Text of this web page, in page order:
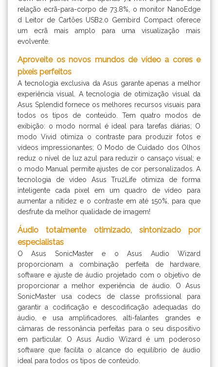
relação ecrã-para-corpo de 73.8%, o monitor NanoEdge
d Leitor de Cartões USB2.0 Gembird Compact oferece
um ecrã mais amplo para uma visualização mais
evolvente.
Aproveite os novos mundos de vídeo a cores e
pixeis perfeitos
A tecnologia exclusiva da Asus garante apenas a melhor
experiência visual. A tecnologia de otimização visual da
Asus Splendid fornece os melhores recursos visuais para
todos os tipos de conteúdo. Tem quatro modos de
exibição: o modo normal é ideal para tarefas diárias; O
modo Vivid otimiza o contraste para produzir fotos e
vídeos impressionantes; O Modo de Cuidado dos Olhos
reduz o nível de luz azul para reduzir o cansaço visual; e
o modo Manual permite ajustes de cor personalizados. A
tecnologia de vídeo Asus Tru2Life otimiza de forma
inteligente cada pixel em um quadro de vídeo para
aumentar a nitidez e o contraste em até 150%, para que
desfrute da melhor qualidade de imagem!
Áudio totalmente otimizado, sintonizado por
especialistas
O Asus SonicMaster e o Asus Audio Wizard
proporcionam a combinação perfeita de hardware,
software e ajuste de áudio projetado com o objetivo de
proporcionar a melhor experiência de áudio. O Asus
SonicMaster usa codecs de classe profissional para
garantir a codificação e descodificação adequadas do
áudio, e usa amplificadores, alti-falantes grandes e
câmaras de ressonância perfeitas para o seu dispositivo
em particular. O Asus Audio Wizard é um poderoso
software que facilita o alcance do equilíbrio de áudio
ideal para todos os tipos de conteúdo.